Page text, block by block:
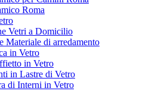
Roma
Vetri a Domicilio
Materiale di arredamento
in Vetro
in Vetro
in Lastre di Vetro
di Interni in Vetro